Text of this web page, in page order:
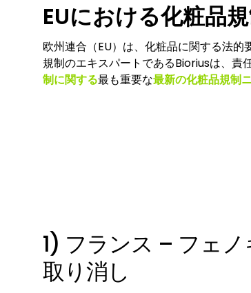
EUにおける化粧品
欧州連合（EU）は、化粧品に関する法的
規制のエキスパートであるBioriusは、責
制に関する最も重要な最新の化粧品規制
1) フランス – フェ
取り消し